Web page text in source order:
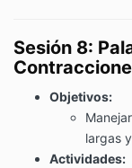
Sesión 8:
Objetivos:
largas
Actividades: